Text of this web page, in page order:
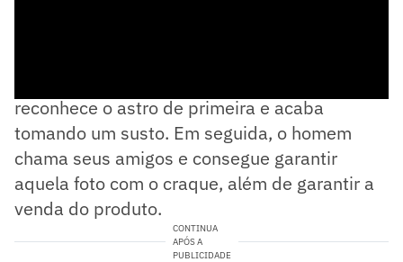
reconhece o astro de primeira e acaba
tomando um susto. Em seguida, o homem
chama seus amigos e consegue garantir
aquela foto com o craque, além de garantir a
venda do produto.
CONTINUA
APÓS A
PUBLICIDADE